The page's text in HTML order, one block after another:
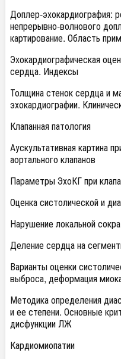
Доплер-эхокардиография:
непрерывно-волнового
картирование. Область
Эхокардиографическая
сердца. Индексы
Толщина стенок сердца и
эхокардиографии.
Клапанная патология
Аускультативная картина
аортального клапанов
Параметры ЭхоКГ при
Оценка систолической и
Нарушение локальной
Деление сердца на
Варианты оценки
выброса, деформация
Методика определения
и ее степени. Основные
дисфункции ЛЖ
Кардиомиопатии